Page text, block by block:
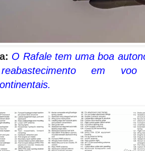
O Rafale tem uma boa
em